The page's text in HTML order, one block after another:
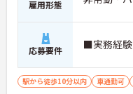
雇用形態
応募要件 ■実務経験
駅から徒歩10分以内 車通勤可